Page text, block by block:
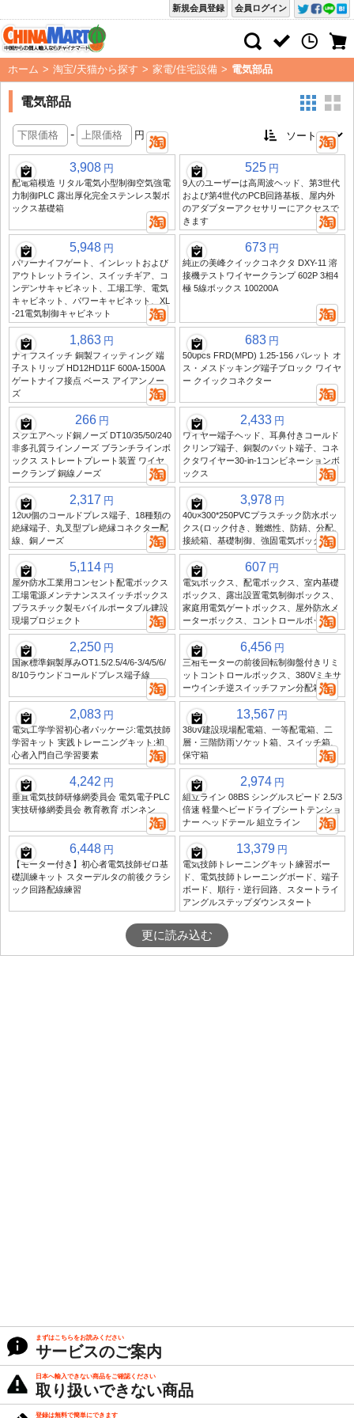
会員ログイン
新規会員登録
ホーム > 淘宝/天猫から探す > 家電/住宅設備 > 電気部品
電気部品
- 円
3,908 円
配電箱模造 リタル電気小型制御空気強電
力制御PLC 露出厚化完全ステンレス製ボ
ックス基礎箱
525 円
9人のユーザーは高周波ヘッド、第3世代
および第4世代のPCB回路基板、屋内外
のアダプターアクセサリーにアクセスで
きます
5,948 円
パワーナイフゲート、インレットおよび
アウトレットライン、スイッチギア、コ
ンデンサキャビネット、工場工学、電気
キャビネット、パワーキャビネット、XL
-21電気制御キャビネット
673 円
純正の美峰クイックコネクタ DXY-11 溶
接機テストワイヤークランプ 602P 3相4
極 5線ボックス 100200A
1,863 円
ナイフスイッチ 銅製フィッティング 端
子ストリップ HD12HD11F 600A-1500A
ゲートナイフ接点 ベース アイアンノー
ズ
683 円
500pcs FRD(MPD) 1.25-156 バレット オ
ス・メスドッキング端子ブロック ワイヤ
ー クイックコネクター
266 円
スクエアヘッド銅ノーズ DT10/35/50/240
非多孔質ラインノーズ ブランチラインボ
ックス ストレートプレート装置 ワイヤ
ークランプ 銅線ノーズ
2,433 円
ワイヤー端子ヘッド、耳鼻付きコールド
クリンプ端子、銅製のバット端子、コネ
クタワイヤー30-in-1コンビネーションボ
ックス
2,317 円
1200個のコールドプレス端子、18種類の
絶縁端子、丸叉型プレ絶縁コネクター配
線、銅ノーズ
3,978 円
400×300*250PVCプラスチック防水ボッ
クス(ロック付き、難燃性、防錆、分配、
接続箱、基礎制御、強固電気ボックス)
5,114 円
屋外防水工業用コンセント配電ボックス
工場電源メンテナンススイッチボックス
プラスチック製モバイルポータブル建設
現場プロジェクト
607 円
電気ボックス、配電ボックス、室内基礎
ボックス、露出設置電気制御ボックス、
家庭用電気ゲートボックス、屋外防水メ
ーターボックス、コントロールボックス
2,250 円
国家標準銅製厚みOT1.5/2.5/4/6-3/4/5/6/
8/10ラウンドコールドプレス端子線
6,456 円
三相モーターの前後回転制御盤付きリミ
ットコントロールボックス、380Vミキサ
ーウインチ逆スイッチファン分配箱
2,083 円
電気工学学習初心者パッケージ:電気技師
学習キット 実践トレーニングキット:初
心者入門自己学習要素
13,567 円
380V建設現場配電箱、一等配電箱、二
層・三階防雨ソケット箱、スイッチ箱、
保守箱
4,242 円
垂直電気技師研修網委員会 電気電子PLC
実技研修網委員会 教育教育 ボンネン
2,974 円
組立ライン 08BS シングルスピード 2.5/3
倍速 軽量ヘビードライブシートテンショ
ナー ヘッドテール 組立ライン
6,448 円
【モーター付き】初心者電気技師ゼロ基
礎訓練キット スターデルタの前後クラシ
ック回路配線練習
13,379 円
電気技師トレーニングキット練習ボー
ド、電気技師トレーニングボード、端子
ボード、順行・逆行回路、スタートライ
アングルステップダウンスタート
更に読み込む
まずはこちらをお読みください
サービスのご案内
日本へ輸入できない商品をご確認ください
取り扱いできない商品
登録は無料で簡単にできます